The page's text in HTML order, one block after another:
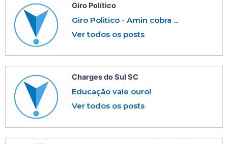
Giro Político
Giro Politico - Amin cobra ...
Ver todos os posts
Charges do Sul SC
Educação vale ouro!
Ver todos os posts